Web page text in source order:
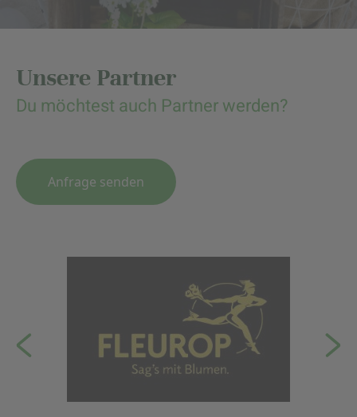
Unsere Partner
Du möchtest auch Partner werden?
Anfrage senden